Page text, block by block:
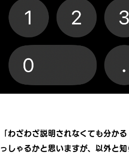
「わざわざ説明されなくても分か
っしゃるかと思いますが、以外と